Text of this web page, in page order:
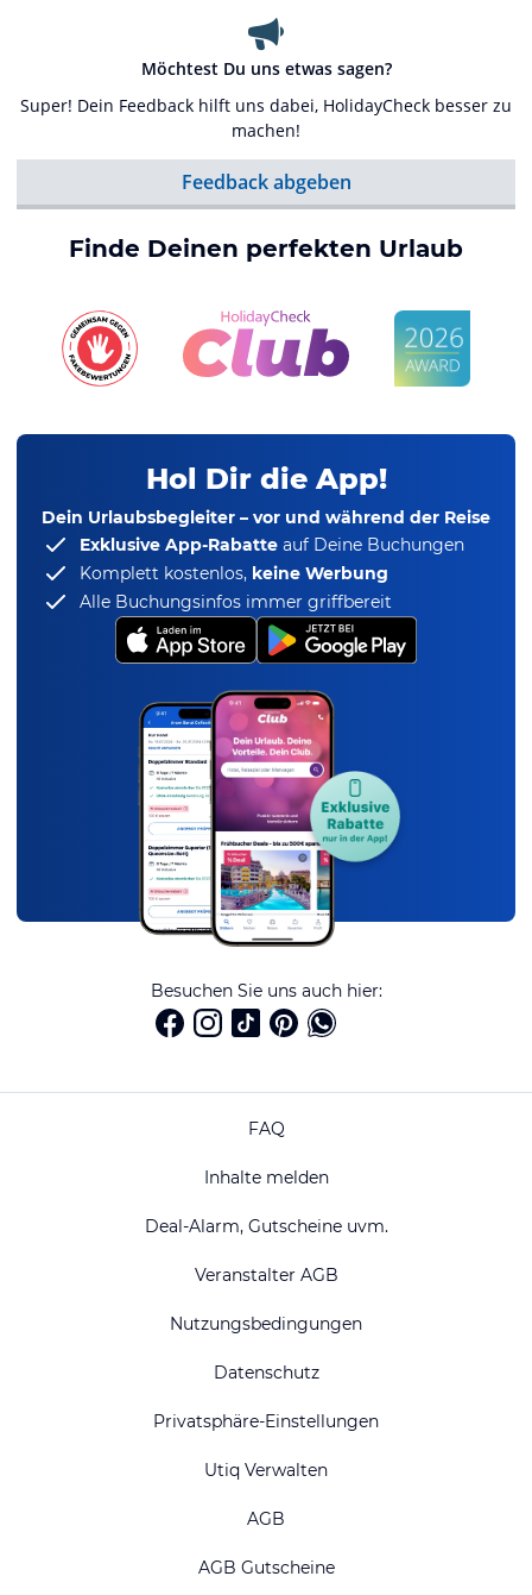
Möchtest Du uns etwas sagen?
Super! Dein Feedback hilft uns dabei, HolidayCheck besser zu
machen!
Feedback abgeben
Finde Deinen perfekten Urlaub
Hol Dir die App!
Dein Urlaubsbegleiter – vor und während der Reise
Exklusive App-Rabatte auf Deine Buchungen
Komplett kostenlos, keine Werbung
Alle Buchungsinfos immer griffbereit
Besuchen Sie uns auch hier:
FAQ
Inhalte melden
Deal-Alarm, Gutscheine uvm.
Veranstalter AGB
Nutzungsbedingungen
Datenschutz
Privatsphäre-Einstellungen
Utiq Verwalten
AGB
AGB Gutscheine